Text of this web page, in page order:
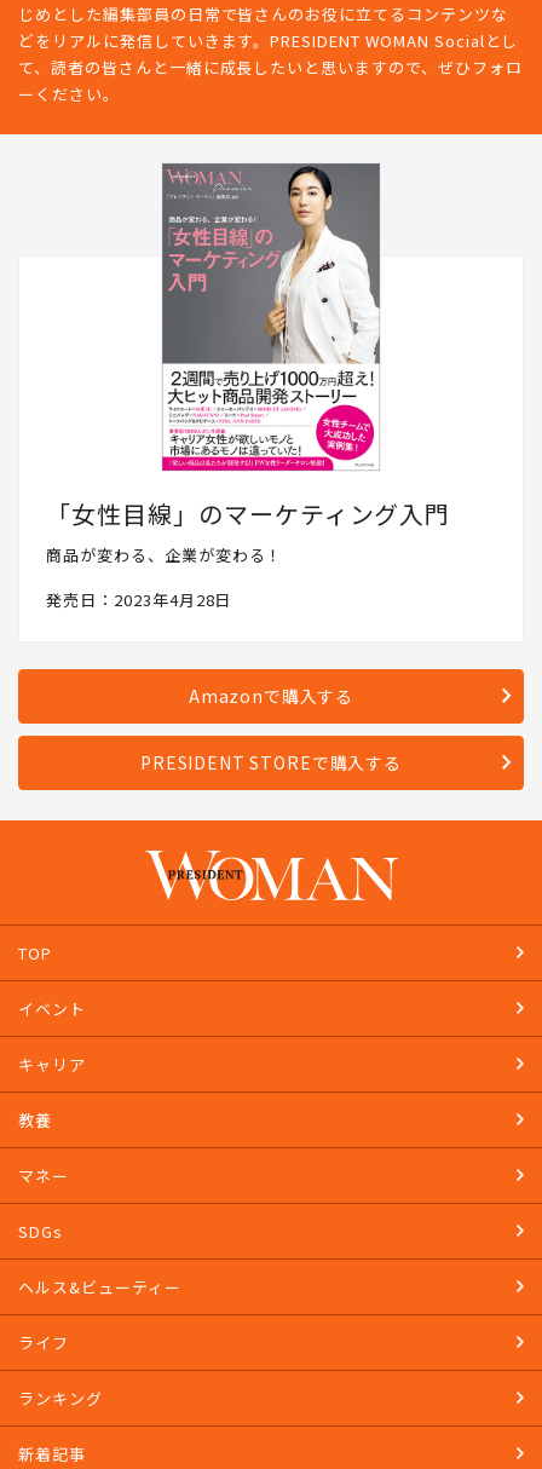
じめとした編集部員の日常で皆さんのお役に立てるコンテンツな
どをリアルに発信していきます。PRESIDENT WOMAN Socialとし
て、読者の皆さんと一緒に成長したいと思いますので、ぜひフォロ
ーください。
「女性目線」のマーケティング入門
商品が変わる、企業が変わる！
発売日：2023年4月28日
Amazonで購入する
PRESIDENT STOREで購入する
TOP
イベント
キャリア
教養
マネー
SDGs
ヘルス&ビューティー
ライフ
ランキング
新着記事